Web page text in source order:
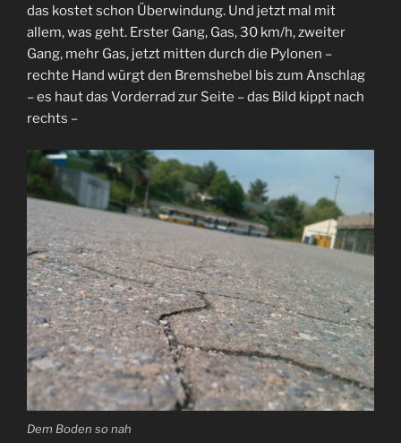
das kostet schon Überwindung. Und jetzt mal mit
allem, was geht. Erster Gang, Gas, 30 km/h, zweiter
Gang, mehr Gas, jetzt mitten durch die Pylonen –
rechte Hand würgt den Bremshebel bis zum Anschlag
– es haut das Vorderrad zur Seite – das Bild kippt nach
rechts –
Dem Boden so nah